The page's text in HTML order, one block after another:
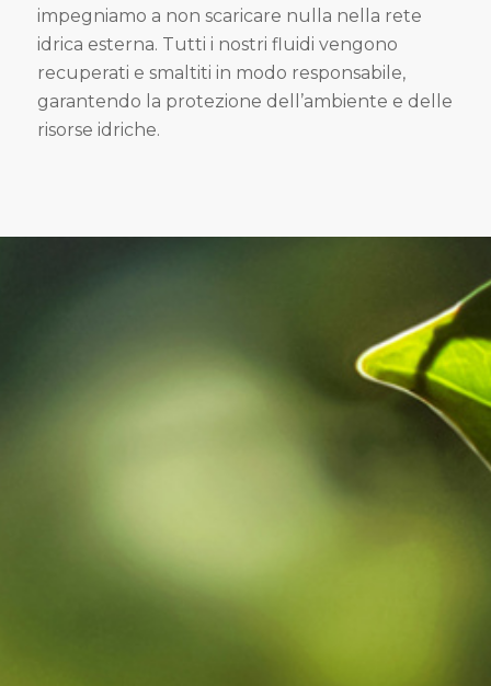
impegniamo a non scaricare nulla nella rete
idrica esterna. Tutti i nostri fluidi vengono
recuperati e smaltiti in modo responsabile,
garantendo la protezione dell’ambiente e delle
risorse idriche.